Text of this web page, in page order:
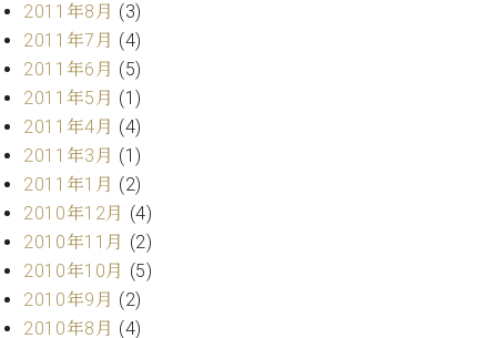
2011年8月 (3)
2011年7月 (4)
2011年6月 (5)
2011年5月 (1)
2011年4月 (4)
2011年3月 (1)
2011年1月 (2)
2010年12月 (4)
2010年11月 (2)
2010年10月 (5)
2010年9月 (2)
2010年8月 (4)